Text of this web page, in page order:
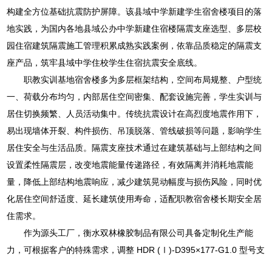
构建全方位基础抗震防护屏障。该县域中学新建学生宿舍楼项目的落
地实践，为国内各地县域公办中学新建住宿楼隔震支座选型、多层校
园住宿建筑隔震施工管理积累成熟实践案例，依靠品质稳定的隔震支
座产品，筑牢县域中学住校学生住宿抗震安全底线。
职教实训基地宿舍楼多为多层框架结构，空间布局规整、户型统
一、荷载分布均匀，内部居住空间密集、配套设施完善，学生实训与
居住切换频繁、人员活动集中。传统抗震设计在高烈度地震作用下，
易出现墙体开裂、构件损伤、吊顶脱落、管线破损等问题，影响学生
居住安全与生活品质。隔震支座技术通过在建筑基础与上部结构之间
设置柔性隔震层，改变地震能量传递路径，有效隔离并消耗地震能
量，降低上部结构地震响应，减少建筑晃动幅度与损伤风险，同时优
化居住空间舒适度、延长建筑使用寿命，适配职教宿舍楼长期安全居
住需求。
作为源头工厂，衡水双林橡胶制品有限公司具备定制化生产能
力，可根据客户的特殊需求，调整 HDR (Ⅰ)-D395×177-G1.0 型号支